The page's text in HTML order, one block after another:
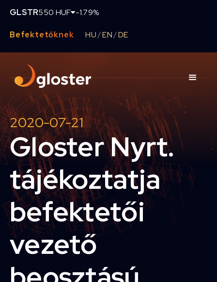
GLSTR550 HUF -1.79%
Befektetőknek HU /EN /DE
2020-07-21
Gloster Nyrt.
tájékoztatja
befektetői
vezető